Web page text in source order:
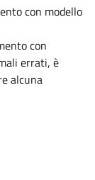
con
errati, è
alcuna